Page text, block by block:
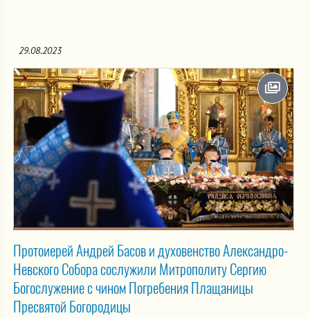
29.08.2023
Протоиерей Андрей Басов и духовенство Александро-
Невского Собора сослужили Митрополиту Сергию
Богослужение с чином Погребения Плащаницы
Пресвятой Богородицы